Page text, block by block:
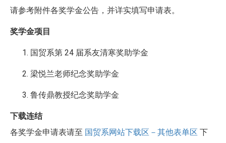
请参考附件各奖学金公告，并详实填写申请表。
奖学金项目
国贸系第 24 届系友清寒奖助学金
梁悦兰老师纪念奖助学金
鲁传鼎教授纪念奖助学金
下载连结
各奖学金申请表请至 国贸系网站下载区－其他表单区 下